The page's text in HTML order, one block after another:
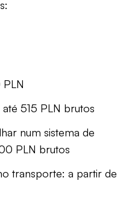
PLN
515 PLN brutos
num sistema de
PLN brutos
transporte: a partir de